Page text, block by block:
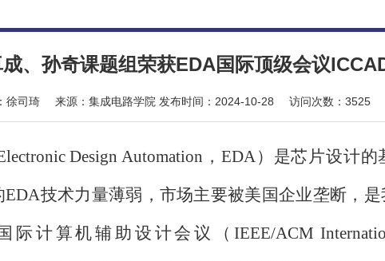
、孙奇课题组荣获EDA国际顶级会议
徐司琦 来源： 集成电路学院 发布时间： 2024-10-28 访问次数： 3525
Design Automation ， EDA）是芯片设计的
EDA技术力量薄弱，市场主要被美国企业垄断，
际计算机辅助设计会议（ IEEE/ACM